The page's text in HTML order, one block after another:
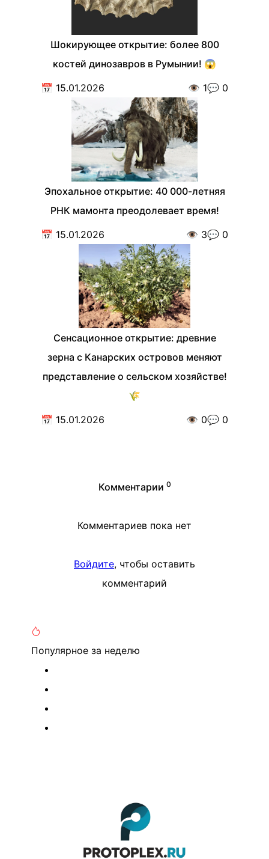
Шокирующее открытие: более 800
костей динозавров в Румынии! 😱
📅 15.01.2026 👁️ 1💬 0
Эпохальное открытие: 40 000-летняя
РНК мамонта преодолевает время!
📅 15.01.2026 👁️ 3💬 0
Сенсационное открытие: древние
зерна с Канарских островов меняют
представление о сельском хозяйстве!
🌾
📅 15.01.2026 👁️ 0💬 0
Комментарии 0
Комментариев пока нет
Войдите, чтобы оставить
комментарий
Популярное за неделю